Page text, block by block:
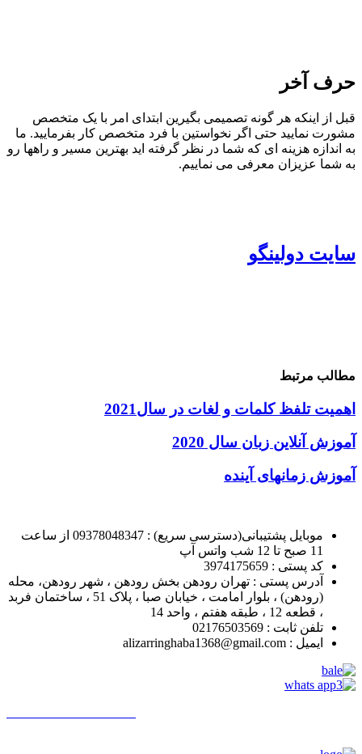
حرف آخر
قبل از اینکه هر گونه تصمیمی بگیرین ابتدای امر با یک متخصص
مشورت نمایید حتی اگر نخواستین با فرد متخصص کار بفرمایید. ما
به اندازه هزینه ای که شما در نظر گرفته اید بهترین مسیر و راهها رو
به شما عزیزان معرفی می نماییم.
سایت دولینگو
مطالب مرتبط
اهمیت تلفظ کلمات و لغات در سال2021
آموزش آنلاین زبان سال 2020
آموزش زمانهای آینده
موبایل پشتیبانی(دسترسی سریع) : 09378048347 از ساعت
11 صبح تا 12 شب واتس آپ
کد پستی : 3974175659
آدرس پستی : تهران رودهن بخش رودهن ، شهر رودهن، محله
(رودهن) ، بلوار امامت ، خیابان صبا ، پلاک 51 ، ساختمان فربد
، قطعه 12 ، طبقه هفتم ، واحد 14
تلفن ثابت : 02176503569
ایمیل : alizarringhaba1368@gmail.com